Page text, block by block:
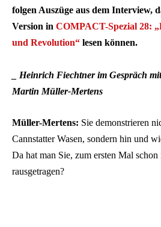
folgen Auszüge aus dem Interview,
Version in COMPACT-Spezial 28:
und Revolution“ lesen können.
_ Heinrich Fiechtner im Gespräch
Martin Müller-Mertens
Müller-Mertens: Sie demonstrieren
Cannstatter Wasen, sondern hin und
Da hat man Sie, zum ersten Mal
rausgetragen?